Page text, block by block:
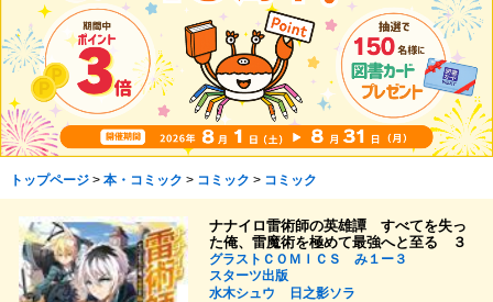
トップページ> 本・コミック > コミック > コミック
ナナイロ雷術師の英雄譚 すべてを失っ
た俺、雷魔術を極めて最強へと至る ３
グラストＣＯＭＩＣＳ み１ー３
スターツ出版
水木シュウ
日之影ソラ